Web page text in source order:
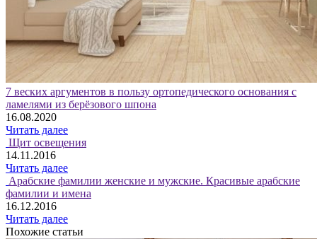
7 веских аргументов в пользу ортопедического основания с
ламелями из берёзового шпона
16.08.2020
Читать далее
Щит освещения
14.11.2016
Читать далее
Арабские фамилии женские и мужские. Красивые арабские
фамилии и имена
16.12.2016
Читать далее
Похожие статьи